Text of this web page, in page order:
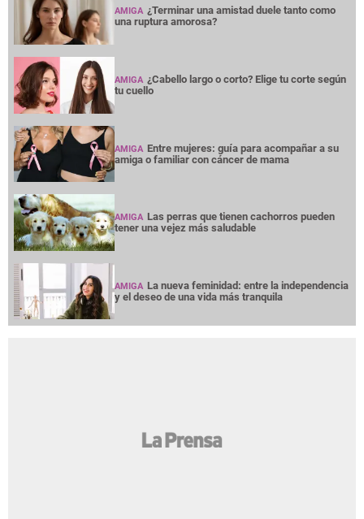
AMIGA ¿Terminar una amistad duele tanto como
una ruptura amorosa?
AMIGA ¿Cabello largo o corto? Elige tu corte según
tu cuello
AMIGA Entre mujeres: guía para acompañar a su
amiga o familiar con cáncer de mama
AMIGA Las perras que tienen cachorros pueden
tener una vejez más saludable
AMIGA La nueva feminidad: entre la independencia
y el deseo de una vida más tranquila